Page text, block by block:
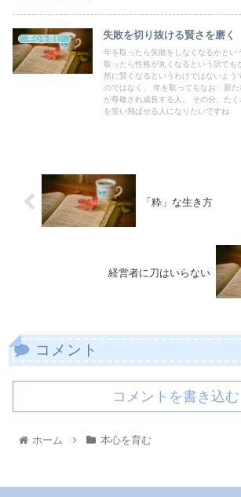
本心を育む 失敗を切り抜ける賢さを磨く
年を取ったら失敗をしなくなるかとい
取ったら性格が丸くなるという訳でも
然に賢くなるというわけではないよう
のではなく、 年を取ってもなお、新
が尊敬され成長する人。 その分、た
を笑い飛ばせる人になりたいですね
「粋」な生き方
経営者に刀はいらない
コメント
コメントを書き込む
ホーム 本心を育む